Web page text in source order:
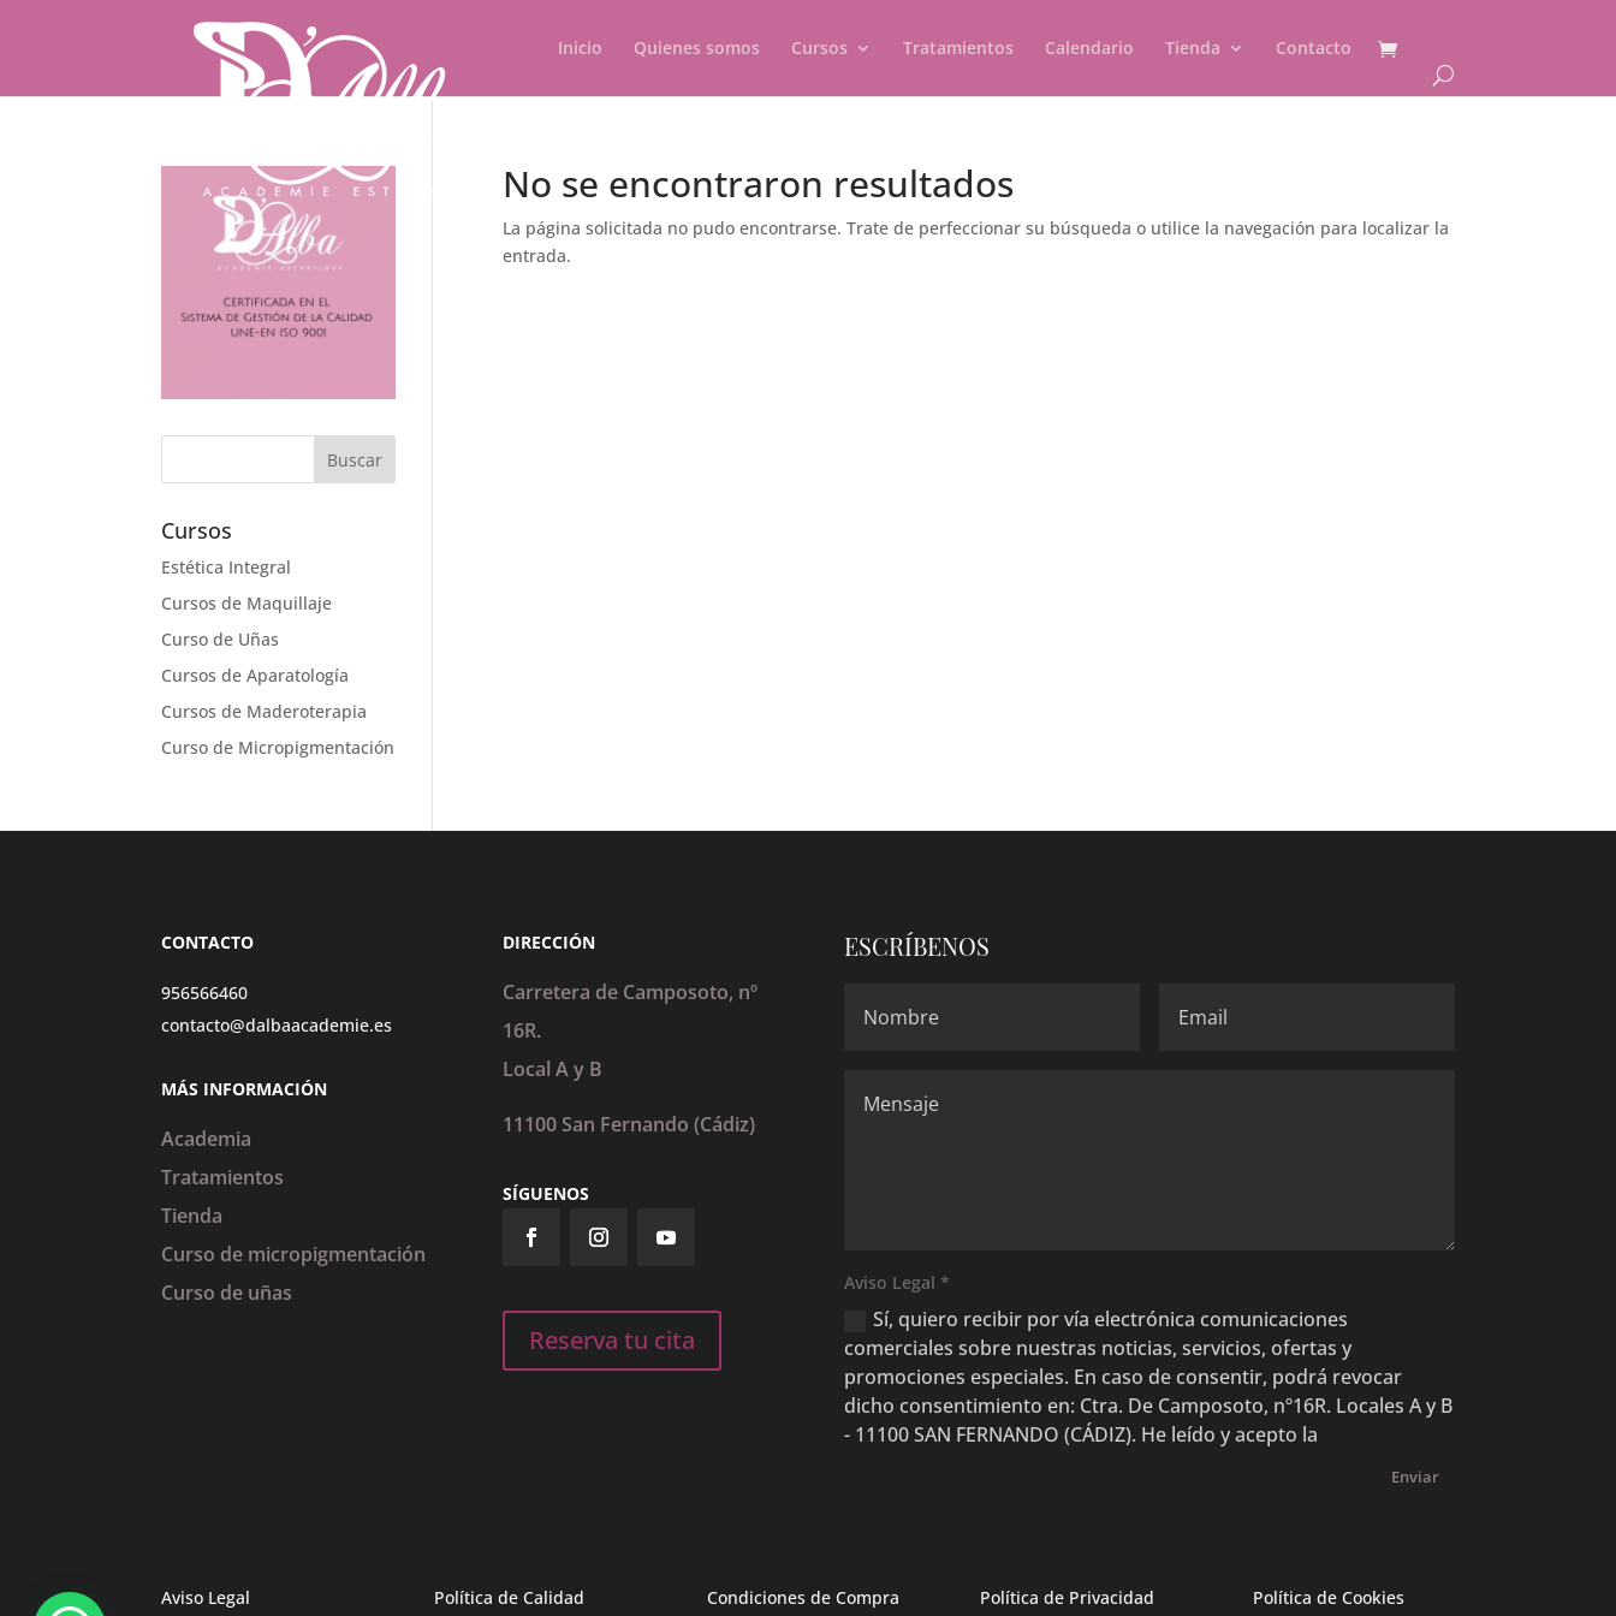
Inicio Quienes somos Cursos Tratamientos Calendario Tienda Contacto
No se encontraron resultados
La página solicitada no pudo encontrarse. Trate de perfeccionar su búsqueda o utilice la navegación para localizar la
entrada.
Cursos
Estética Integral
Cursos de Maquillaje
Curso de Uñas
Cursos de Aparatología
Cursos de Maderoterapia
Curso de Micropigmentación
CONTACTO
956566460
contacto@dalbaacademie.es
MÁS INFORMACIÓN
Academia
Tratamientos
Tienda
Curso de micropigmentación
Curso de uñas
DIRECCIÓN
Carretera de Camposoto, nº
16R.
Local A y B
11100 San Fernando (Cádiz)
SÍGUENOS
Reserva tu cita
ESCRÍBENOS
Aviso Legal *
Sí, quiero recibir por vía electrónica comunicaciones
comerciales sobre nuestras noticias, servicios, ofertas y
promociones especiales. En caso de consentir, podrá revocar
dicho consentimiento en: Ctra. De Camposoto, nº16R. Locales A y B
- 11100 SAN FERNANDO (CÁDIZ). He leído y acepto la
Enviar
Aviso Legal Política de Calidad Condiciones de Compra Política de Privacidad Política de Cookies